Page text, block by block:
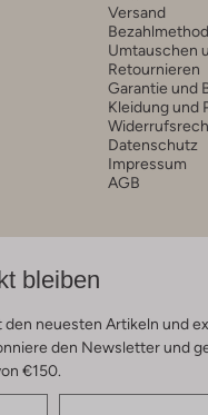
Versand
Umtauschen
Retournieren
Garantie und
Kleidung und
Datenschutz
Impressum
AGB
bleiben
neuesten Artikeln und
den Newsletter und
€150.